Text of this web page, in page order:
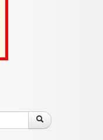
Поиск